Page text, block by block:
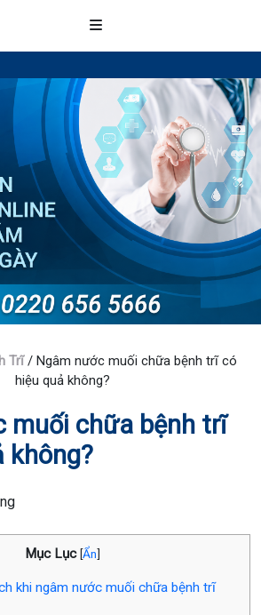
Trĩ/ Ngâm nước muối chữa bệnh trĩ có
hiệu quả không?
muối chữa bệnh trĩ
không?
Mục Lục [Ẩn]
khi ngâm nước muối chữa bệnh trĩ